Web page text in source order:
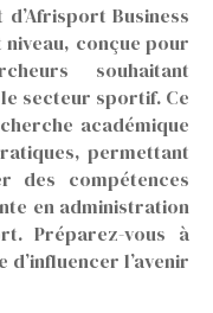
Business
conçue pour
souhaitant
secteur sportif. Ce
académique
permettant
des compétences
en administration
Préparez-vous à
l’avenir